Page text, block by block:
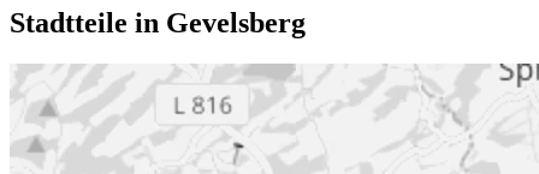
Stadtteile in Gevelsberg